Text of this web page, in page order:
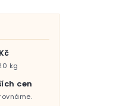
kg
cen